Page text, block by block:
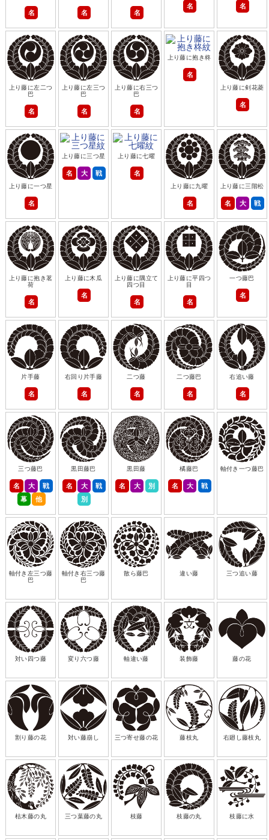
名 名 名
名 名
上り藤に左二つ
巴
名
上り藤に左三つ
巴
名
上り藤に右三つ
巴
名
上り藤に抱き柊
名
上り藤に剣花菱
名
上り藤に一つ星
名
上り藤に三つ星
名 大 戦
上り藤に七曜
名
上り藤に九曜
名
上り藤に三階松
名 大 戦
上り藤に抱き茗
荷
名
上り藤に木瓜
名
上り藤に隅立て
四つ目
名
上り藤に平四つ
目
名
一つ藤巴
名
片手藤
名
右回り片手藤
名
二つ藤
名
二つ藤巴
名
右追い藤
名
三つ藤巴
名 大
戦
幕
他
黒田藤巴
名 大
戦
別
黒田藤
名 大 別
橘藤巴
名 大 戦
軸付き一つ藤巴
軸付き左三つ藤
巴
軸付き右三つ藤
巴
散ら藤巴 違い藤 三つ追い藤
対い四つ藤 変り六つ藤 軸違い藤 装飾藤 藤の花
割り藤の花 対い藤崩し 三つ寄せ藤の花 藤枝丸 右廻し藤枝丸
枯木藤の丸 三つ葉藤の丸 枝藤 枝藤の丸 枝藤に水